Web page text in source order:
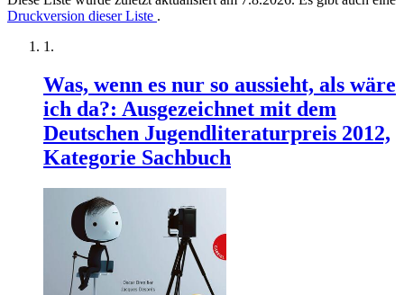
Druckversion dieser Liste .
Was, wenn es nur so aussieht, als wäre
ich da?: Ausgezeichnet mit dem
Deutschen Jugendliteraturpreis 2012,
Kategorie Sachbuch